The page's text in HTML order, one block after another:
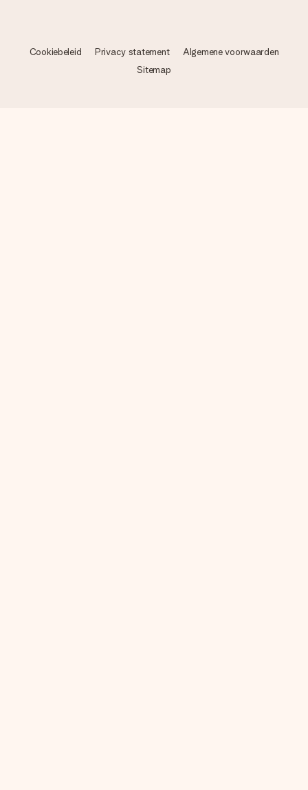
Cookiebeleid Privacy statement
Algemene voorwaarden
Sitemap